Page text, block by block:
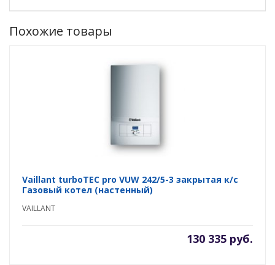
Похожие товары
Vaillant turboTEC pro VUW 242/5-3 закрытая к/с
Газовый котел (настенный)
VAILLANT
130 335 руб.